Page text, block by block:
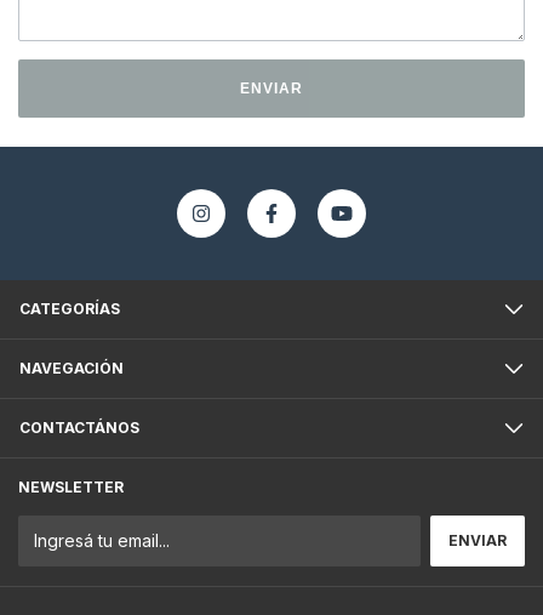
ENVIAR
CATEGORÍAS
NAVEGACIÓN
CONTACTÁNOS
NEWSLETTER